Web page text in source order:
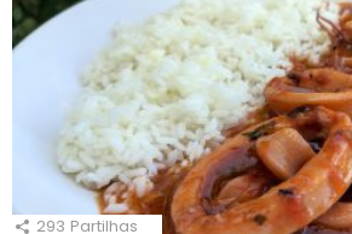
293 Partilhas